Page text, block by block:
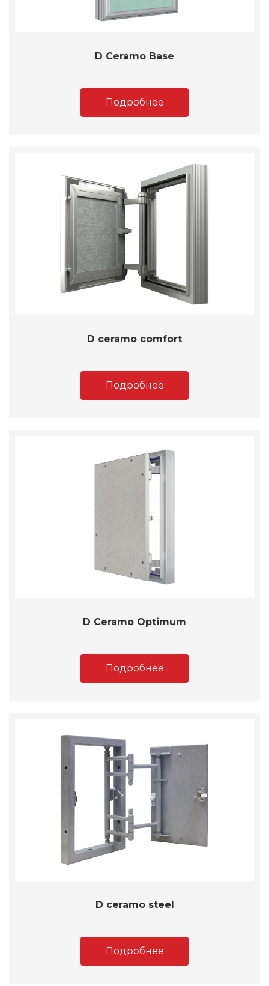
D Ceramo Base
Подробнее
D ceramo comfort
Подробнее
D Ceramo Optimum
Подробнее
D ceramo steel
Подробнее